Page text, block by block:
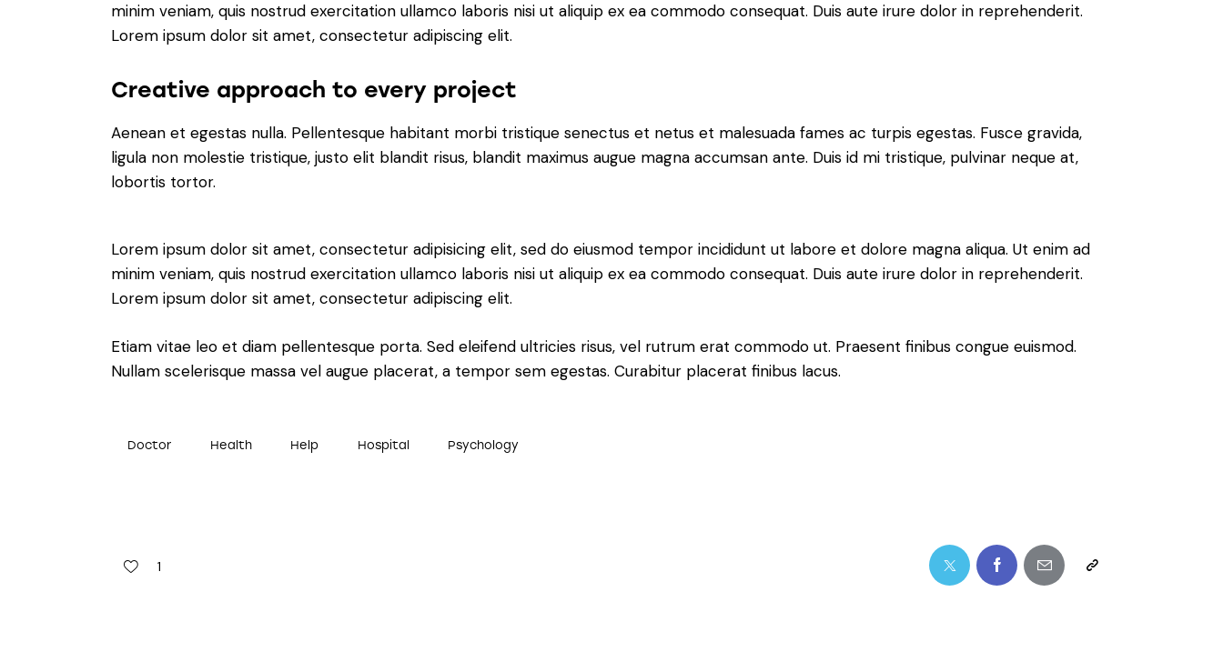
minim veniam, quis nostrud exercitation ullamco laboris nisi ut aliquip ex ea commodo consequat. Duis aute irure dolor in reprehenderit.
Lorem ipsum dolor sit amet, consectetur adipiscing elit.
Creative approach to every project
Aenean et egestas nulla. Pellentesque habitant morbi tristique senectus et netus et malesuada fames ac turpis egestas. Fusce gravida,
ligula non molestie tristique, justo elit blandit risus, blandit maximus augue magna accumsan ante. Duis id mi tristique, pulvinar neque at,
lobortis tortor.
Lorem ipsum dolor sit amet, consectetur adipisicing elit, sed do eiusmod tempor incididunt ut labore et dolore magna aliqua. Ut enim ad
minim veniam, quis nostrud exercitation ullamco laboris nisi ut aliquip ex ea commodo consequat. Duis aute irure dolor in reprehenderit.
Lorem ipsum dolor sit amet, consectetur adipiscing elit.
Etiam vitae leo et diam pellentesque porta. Sed eleifend ultricies risus, vel rutrum erat commodo ut. Praesent finibus congue euismod.
Nullam scelerisque massa vel augue placerat, a tempor sem egestas. Curabitur placerat finibus lacus.
Doctor Health Help Hospital Psychology
1